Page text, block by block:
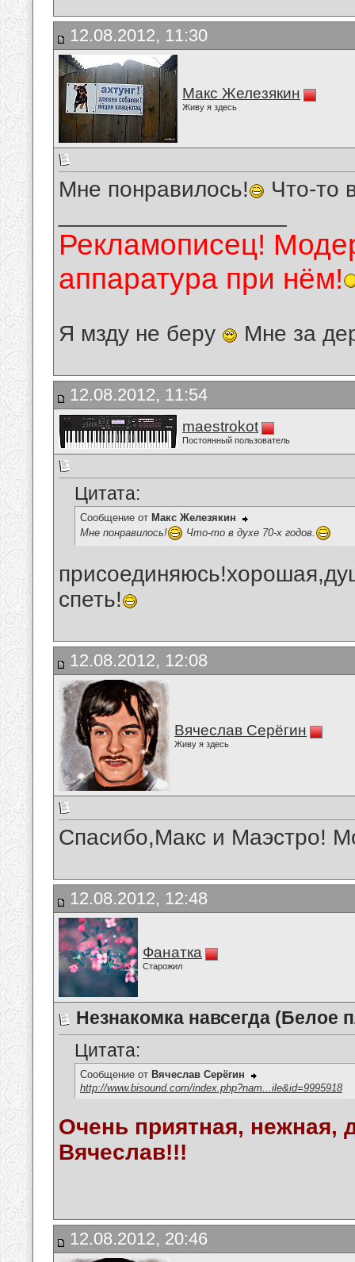
12.08.2012, 11:30
Макс Железякин
Живу я здесь
Мне понравилось!
Что-то
Рекламописец!
аппаратура при нём!
Я мзду не беру Мне за
12.08.2012, 11:54
maestrokot
Постоянный пользователь
Цитата:
Сообщение от Макс Железякин
Мне понравилось!
Что-то в духе 70-х годов.
спеть!
12.08.2012, 12:08
Вячеслав Серёгин
Живу я здесь
Спасибо,Макс и Маэстро!
12.08.2012, 12:48
Фанатка
Старожил
Незнакомка навсегда (Белое
Цитата:
Сообщение от Вячеслав Серёгин
http://www.bisound.com/index.php?nam...ile&id=9995918
Очень приятная, нежная,
Вячеслав!!!
12.08.2012, 20:46